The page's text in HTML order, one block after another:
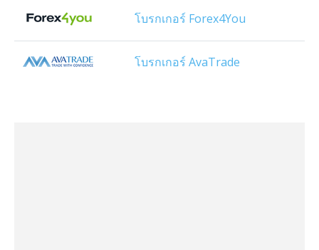
โบรกเกอร์ Forex4You
โบรกเกอร์ AvaTrade